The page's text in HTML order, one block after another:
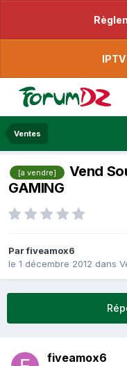
Ventes
[a vendre]
Vend
GAMING
Parfiveamox6
le 1 décembre 2012 dans
fiveamox6